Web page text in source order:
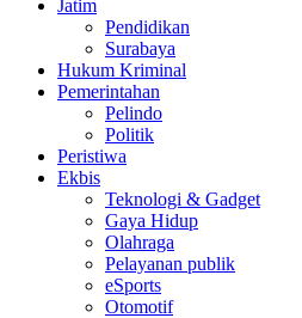
Jatim
Pendidikan
Surabaya
Hukum Kriminal
Pemerintahan
Pelindo
Politik
Peristiwa
Ekbis
Teknologi & Gadget
Gaya Hidup
Olahraga
Pelayanan publik
eSports
Otomotif